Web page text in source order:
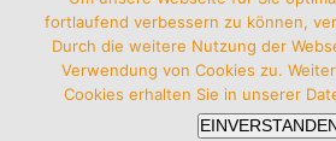
fortlaufend verbessern zu können,
Durch die weitere Nutzung der
Verwendung von Cookies zu.
Cookies erhalten Sie in unserer